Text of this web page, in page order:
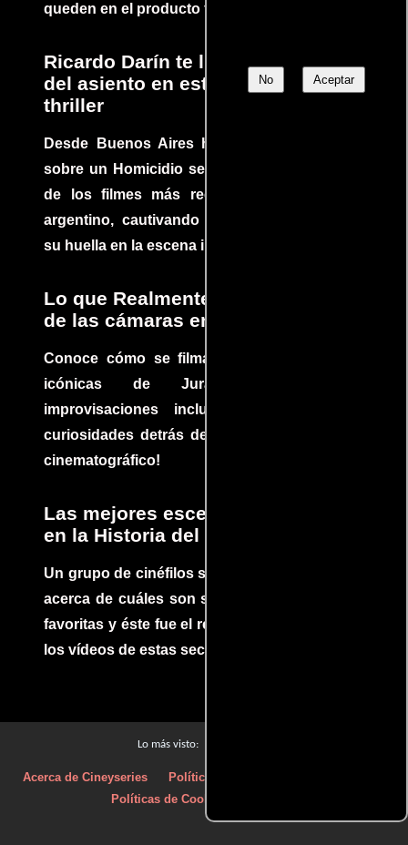
No Aceptar
queden en el producto final.
Ricardo Darín te llevará al borde
del asiento en este increíble
thriller
Desde Buenos Aires hasta el mundo, Tesis
sobre un Homicidio se ha convertido en uno
de los filmes más recomendados del cine
argentino, cautivando audiencias y dejando
su huella en la escena internacional.
Lo que Realmente Sucedió detrás
de las cámaras en Jurassic Park
Conoce cómo se filmaron algunas escenas
icónicas de Jurassic Park, con
improvisaciones incluidas. ¡Descubre las
curiosidades detrás del rodaje de un clásico
cinematográfico!
Las mejores escenas de acción
en la Historia del cine
Un grupo de cinéfilos se juntaron para debatir
acerca de cuáles son sus escenas de acción
favoritas y éste fue el resultado. No te pierdas
los vídeos de estas secuencias inolvidables.
Lo más visto:
Acerca de Cineyseries Políticas de privacidad
Políticas de Cookies